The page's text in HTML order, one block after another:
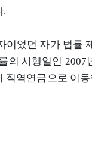
.
이었던 자가 법률
의 시행일인 2007
직역연금으로 이